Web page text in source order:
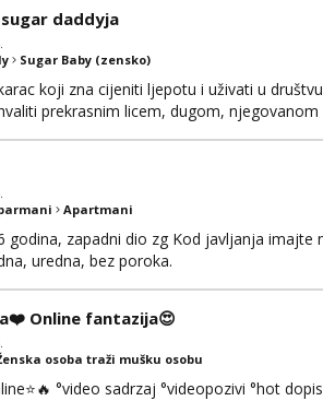
daddyja
Sugar Baby (zensko)
koji zna cijeniti ljepotu i uživati u
prekrasnim licem, dugom,
Apartmani
godina, zapadni dio zg Kod javljanja imajte
uredna, bez poroka.
Online fantazija😍
osoba traži mušku osobu
°video sadrzaj °videopozivi °hot